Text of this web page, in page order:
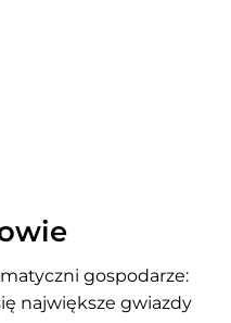
gospodarze:
największe gwiazdy